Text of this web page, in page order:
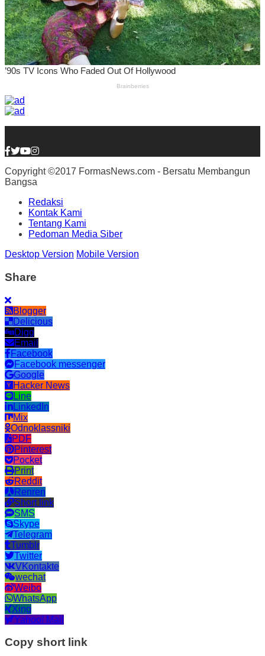
Copyright ©2017 FormasNews.com - Bersatu Membangun
Bangsa
Redaksi
Kontak Kami
Tentang Kami
Pedoman Media Siber
Desktop Version Mobile Version
Share
Blogger
Delicious
Digg
Email
Facebook
Facebook messenger
Google
Hacker News
Line
LinkedIn
Mix
Odnoklassniki
PDF
Pinterest
Pocket
Print
Reddit
Renren
Short link
SMS
Skype
Telegram
Tumblr
Twitter
VKontakte
wechat
Weibo
WhatsApp
Xing
Yahoo! Mail
Copy short link